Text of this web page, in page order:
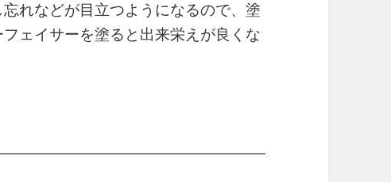
れなどが目立つようになるので、塗
ェイサーを塗ると出来栄えが良くな